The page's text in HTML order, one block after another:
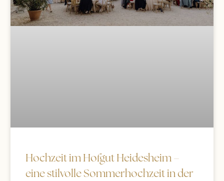
Hochzeit im Hofgut Heidesheim –
eine stilvolle Sommerhochzeit in der